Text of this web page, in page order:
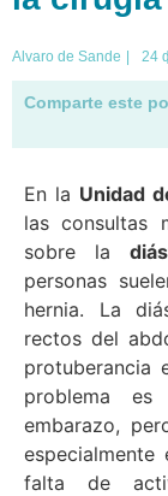
Alvaro de Sande 24
Comparte este
En la Unidad
las consultas
sobre la
personas
hernia. La
rectos del
protuberancia
problema
embarazo,
falta de